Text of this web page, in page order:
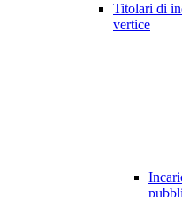
Titolari di
vertice